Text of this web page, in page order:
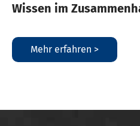
Wissen im
Mehr erfahren >